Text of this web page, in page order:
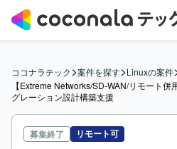
ココナラテック>案件を探す>Linuxの案件
【Extreme Networks/SD-WAN/リモート
グレーション設計構築支援
募集終了 リモート可